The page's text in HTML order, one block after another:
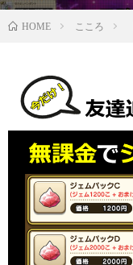
HOME こころ